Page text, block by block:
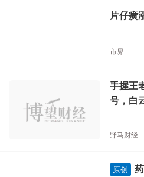
片仔癀
市界
手握王
号，白
野马财经
原创